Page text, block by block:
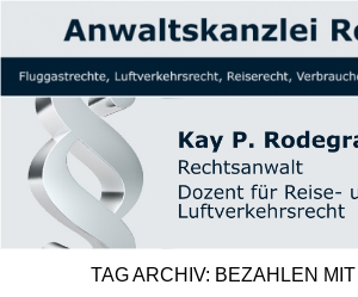
TAG ARCHIV: BEZAHLEN